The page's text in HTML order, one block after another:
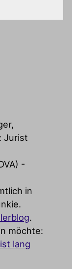
Jurist
-
in
.
möchte:
lang